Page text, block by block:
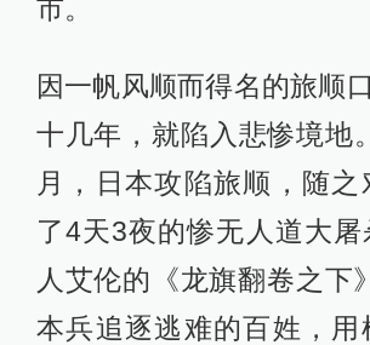
市。
因一帆风顺而得名的旅顺
十几年，就陷入悲惨境地
月，日本攻陷旅顺，随
了4天3夜的惨无人道大屠
人艾伦的《龙旗翻卷之下
本兵追逐逃难的百姓，用